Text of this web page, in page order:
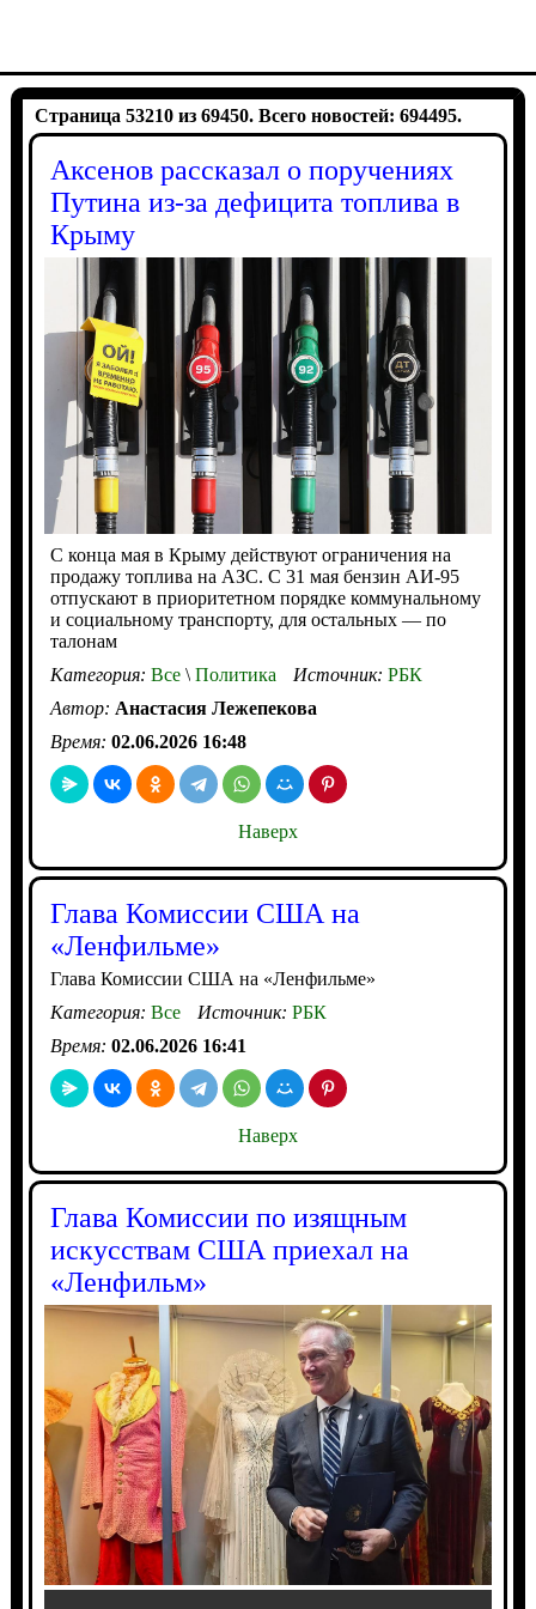
Страница 53210 из 69450. Всего новостей: 694495.
Аксенов рассказал о поручениях
Путина из-за дефицита топлива в
Крыму
С конца мая в Крыму действуют ограничения на
продажу топлива на АЗС. С 31 мая бензин АИ‑95
отпускают в приоритетном порядке коммунальному
и социальному транспорту, для остальных — по
талонам
Категория: Все\Политика Источник: РБК
Автор: Анастасия Лежепекова
Время: 02.06.2026 16:48
Наверх
Глава Комиссии США на
«Ленфильме»
Глава Комиссии США на «Ленфильме»
Категория: Все Источник: РБК
Время: 02.06.2026 16:41
Наверх
Глава Комиссии по изящным
искусствам США приехал на
«Ленфильм»